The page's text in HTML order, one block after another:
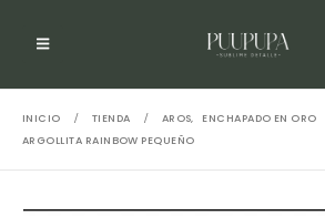
INICIO TIENDA AROS,
ENCHAPADO EN ORO
ARGOLLITA RAINBOW PEQUEÑO